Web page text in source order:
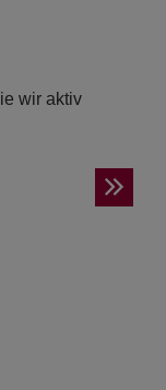
wir aktiv